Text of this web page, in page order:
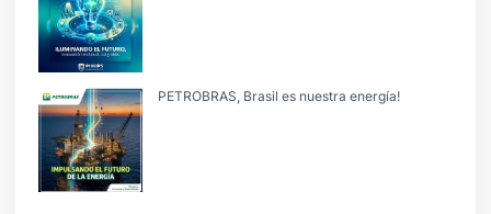
PETROBRAS, Brasil es nuestra energía!